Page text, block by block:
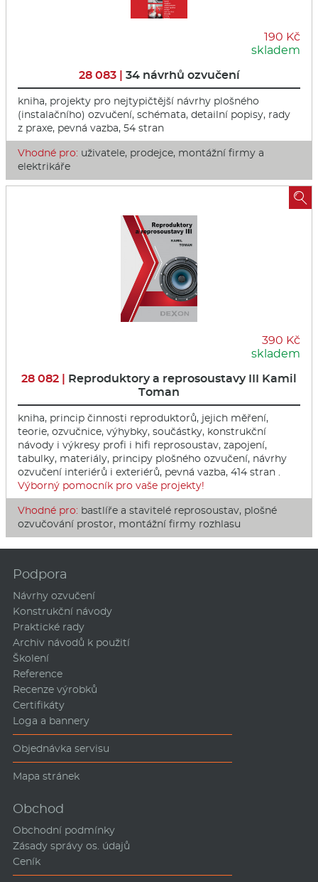
190 Kč
skladem
28 083 | 34 návrhů ozvučení
kniha, projekty pro nejtypičtější návrhy plošného
(instalačního) ozvučení, schémata, detailní popisy, rady
z praxe, pevná vazba, 54 stran
Vhodné pro: uživatele, prodejce, montážní firmy a
elektrikáře
390 Kč
skladem
28 082 | Reproduktory a reprosoustavy III Kamil
Toman
kniha, princip činnosti reproduktorů, jejich měření,
teorie, ozvučnice, výhybky, součástky, konstrukční
návody i výkresy profi i hifi reprosoustav, zapojení,
tabulky, materiály, principy plošného ozvučení, návrhy
ozvučení interiérů i exteriérů, pevná vazba, 414 stran .
Výborný pomocník pro vaše projekty!
Vhodné pro: bastlíře a stavitelé reprosoustav, plošné
ozvučování prostor, montážní firmy rozhlasu

Podpora
Návrhy ozvučení
Konstrukční návody
Praktické rady
Archiv návodů k použití
Školení
Reference
Recenze výrobků
Certifikáty
Loga a bannery
Objednávka servisu
Mapa stránek
Obchod
Obchodní podmínky
Zásady správy os. údajů
Ceník